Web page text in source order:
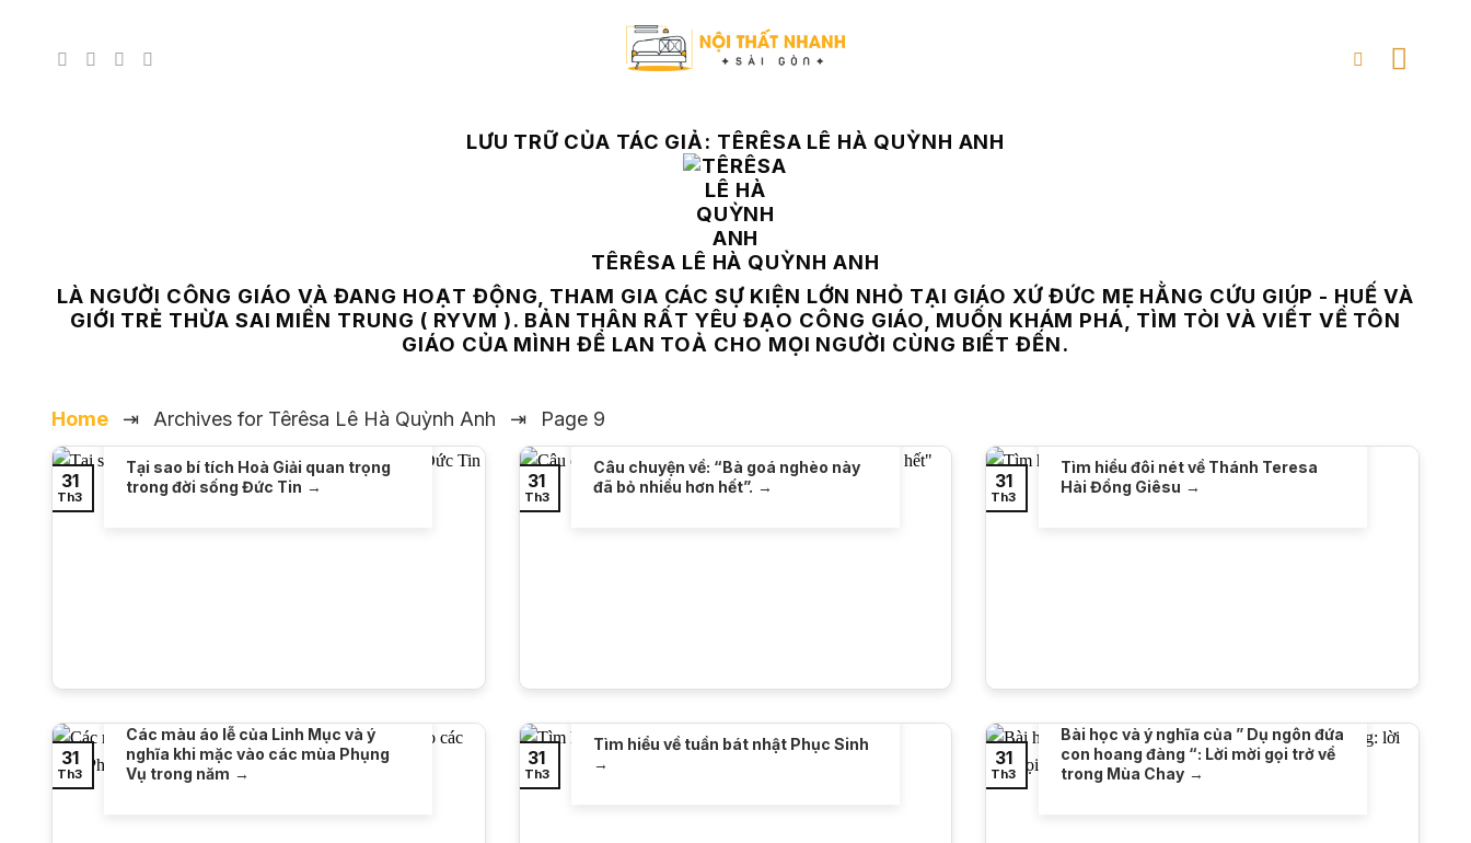
LƯU TRỮ CỦA TÁC GIẢ: TÊRÊSA LÊ HÀ QUỲNH ANH
TÊRÊSA LÊ HÀ QUỲNH ANH
LÀ NGƯỜI CÔNG GIÁO VÀ ĐANG HOẠT ĐỘNG, THAM GIA CÁC SỰ KIỆN LỚN NHỎ TẠI GIÁO XỨ ĐỨC MẸ HẰNG CỨU GIÚP - HUẾ VÀ
GIỚI TRẺ THỪA SAI MIỀN TRUNG ( RYVM ). BẢN THÂN RẤT YÊU ĐẠO CÔNG GIÁO, MUỐN KHÁM PHÁ, TÌM TÒI VÀ VIẾT VỀ TÔN
GIÁO CỦA MÌNH ĐỂ LAN TOẢ CHO MỌI NGƯỜI CÙNG BIẾT ĐẾN.
Home ⇥ Archives for Têrêsa Lê Hà Quỳnh Anh ⇥ Page 9
Tại sao bí tích Hoà Giải quan trọng
trong đời sống Đức Tin
31
Th3
Câu chuyện về: “Bà goá nghèo này
đã bỏ nhiều hơn hết”.
31
Th3
Tìm hiểu đôi nét về Thánh Teresa
Hài Đồng Giêsu
31
Th3
Các màu áo lễ của Linh Mục và ý
nghĩa khi mặc vào các mùa Phụng
Vụ trong năm
31
Th3
Tìm hiểu về tuần bát nhật Phục Sinh
31
Th3
Bài học và ý nghĩa của ” Dụ ngôn đứa
con hoang đàng “: Lời mời gọi trở về
trong Mùa Chay
31
Th3